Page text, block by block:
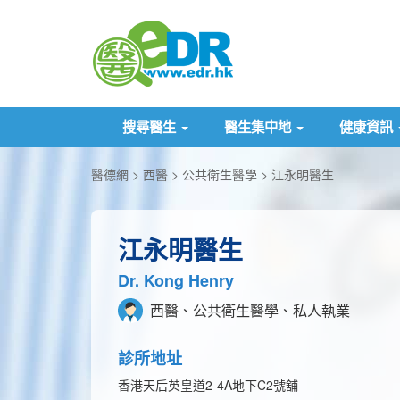
搜尋醫生 醫生集中地 健康資訊
醫德網 西醫 公共衛生醫學 江永明醫生
江永明醫生
Dr. Kong Henry
西醫、公共衛生醫學、私人執業
診所地址
香港天后英皇道2-4A地下C2號舖